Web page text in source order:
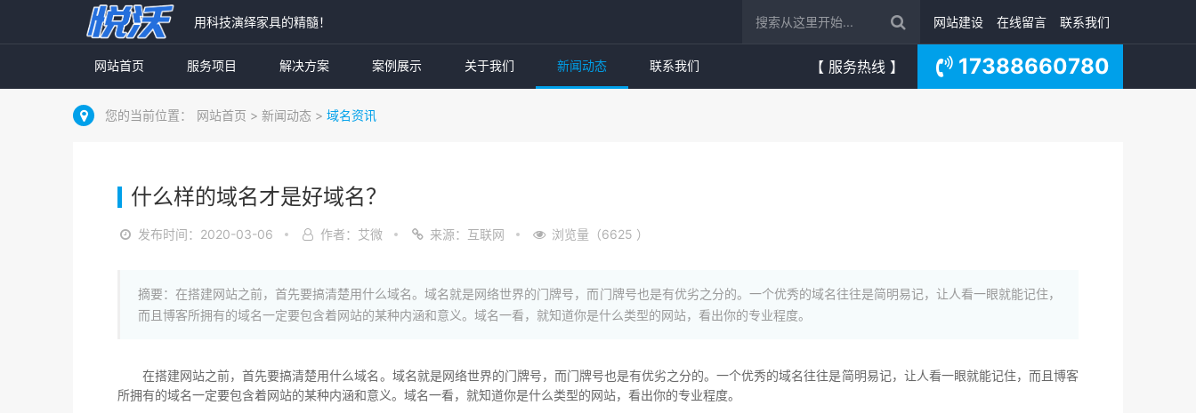
用科技演绎家具的精髓！ 网站建设 在线留言 联系我们
网站首页 服务项目 解决方案 案例展示 关于我们 新闻动态 联系我们 【 服务热线 】 17388660780
您的当前位置： 网站首页 > 新闻动态 > 域名资讯
什么样的域名才是好域名？
发布时间：2020-03-06 作者：艾微 来源：互联网 浏览量（6625 ）
摘要：在搭建网站之前，首先要搞清楚用什么域名。域名就是网络世界的门牌号，而门牌号也是有优劣之分的。一个优秀的域名往往是简明易记，让人看一眼就能记住，
而且博客所拥有的域名一定要包含着网站的某种内涵和意义。域名一看，就知道你是什么类型的网站，看出你的专业程度。
在搭建网站之前，首先要搞清楚用什么域名。域名就是网络世界的门牌号，而门牌号也是有优劣之分的。一个优秀的域名往往是简明易记，让人看一眼就能记住，而且博客
所拥有的域名一定要包含着网站的某种内涵和意义。域名一看，就知道你是什么类型的网站，看出你的专业程度。